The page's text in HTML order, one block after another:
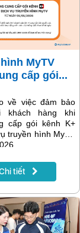
cấp gói...
về việc đảm bảo
khách hàng khi
cấp gói kênh K+
truyền hình MyTV
tiết